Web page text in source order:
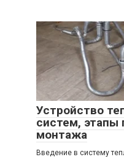
Устройство
систем, этапы
монтажа
Введение в систему